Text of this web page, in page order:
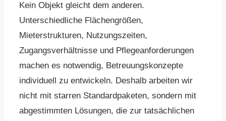
Kein Objekt gleicht dem anderen.
Unterschiedliche Flächengrößen,
Mieterstrukturen, Nutzungszeiten,
Zugangsverhältnisse und Pflegeanforderungen
machen es notwendig, Betreuungskonzepte
individuell zu entwickeln. Deshalb arbeiten wir
nicht mit starren Standardpaketen, sondern mit
abgestimmten Lösungen, die zur tatsächlichen